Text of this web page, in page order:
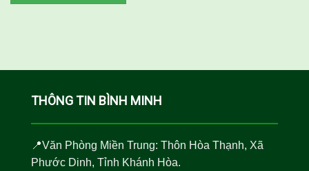
THÔNG TIN BÌNH MINH
📍Văn Phòng Miền Trung: Thôn Hòa Thạnh, Xã
Phước Dinh, Tỉnh Khánh Hòa.